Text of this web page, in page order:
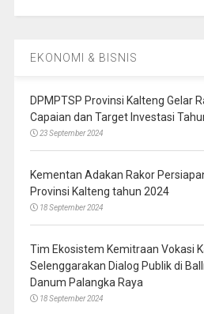
EKONOMI & BISNIS
DPMPTSP Provinsi Kalteng Gelar
Capaian dan Target Investasi
23 September 2024
Kementan Adakan Rakor
Provinsi Kalteng tahun 2024
18 September 2024
Tim Ekosistem Kemitraan Vokasi
Selenggarakan Dialog Publik di
Danum Palangka Raya
18 September 2024